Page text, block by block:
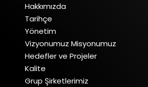
Hakkımızda
Tarihçe
Yönetim
Vizyonumuz Misyonumuz
Hedefler ve Projeler
Kalite
Grup Şirketlerimiz